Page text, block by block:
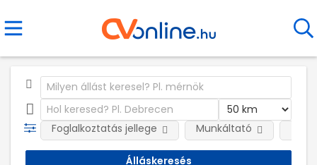
Foglalkoztatás jellege Munkáltató